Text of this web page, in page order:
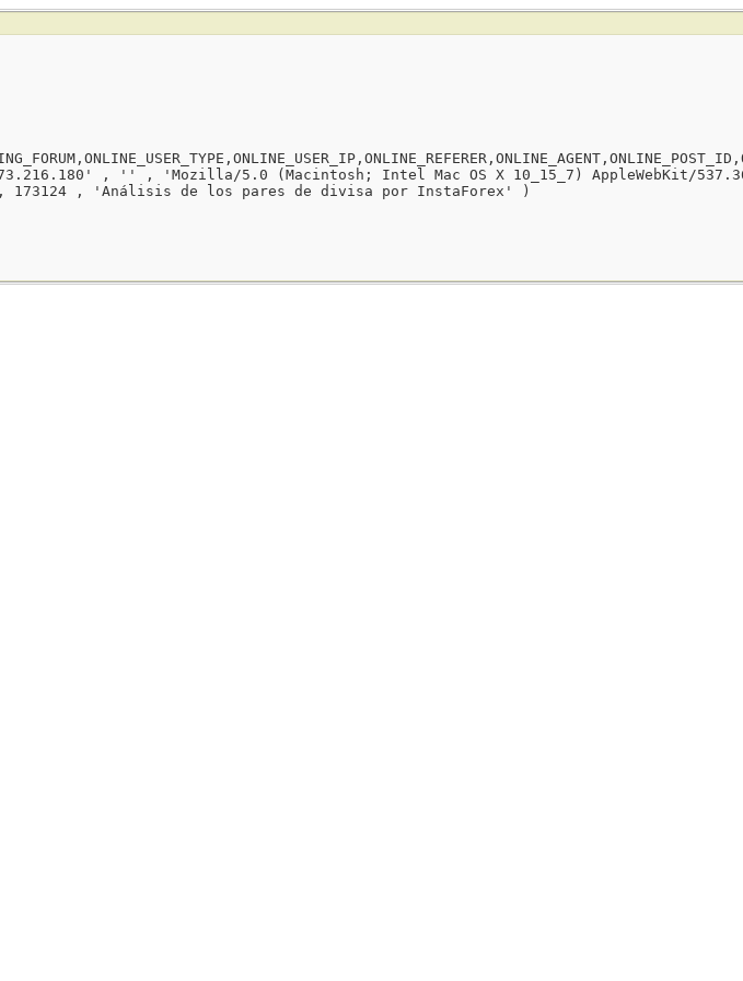
, '' , 'Mozilla/5.0 (Macintosh; Intel Mac OS X 10_15_7) AppleWebKit/
, 173124 , 'Análisis de los pares de divisa por InstaForex' )